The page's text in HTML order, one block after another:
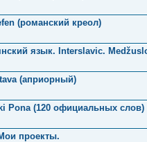
(романский креол)
язык. Interslavic.
(априорный)
Pona (120 официальных слов)
проекты.